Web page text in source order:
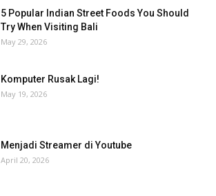
5 Popular Indian Street Foods You Should
Try When Visiting Bali
May 29, 2026
Komputer Rusak Lagi!
May 19, 2026
Menjadi Streamer di Youtube
April 20, 2026